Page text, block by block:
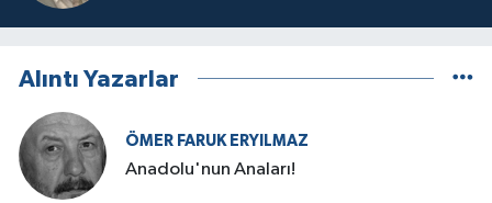
Alıntı Yazarlar
ÖMER FARUK ERYILMAZ
Anadolu'nun Anaları!